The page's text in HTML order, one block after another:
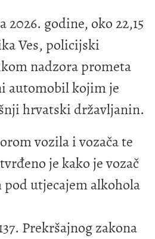
2026. godine, oko 22,15
Ves, policijski
nadzora prometa
automobil kojim je
hrvatski državljanin.
vozila i vozača te
je kako je vozač
utjecajem alkohola
Prekršajnog zakona